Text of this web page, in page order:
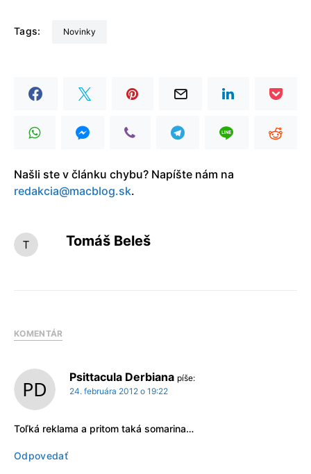
Tags: Novinky
Našli ste v článku chybu? Napíšte nám na
redakcia@macblog.sk.
Tomáš Beleš
KOMENTÁR
Psittacula Derbiana píše:
24. februára 2012 o 19:22
Toľká reklama a pritom taká somarina…
Odpovedať